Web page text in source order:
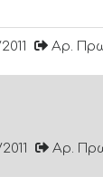
Αρ.
Αρ.